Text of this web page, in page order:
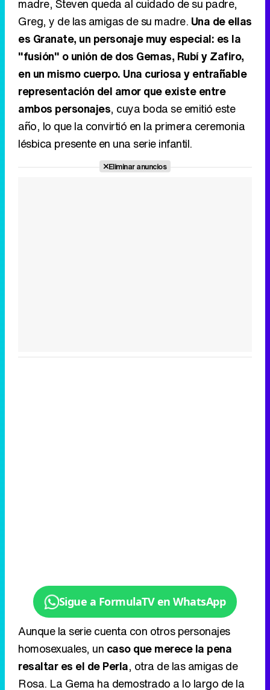
madre, Steven queda al cuidado de su padre,
Greg, y de las amigas de su madre. Una de ellas
es Granate, un personaje muy especial: es la
"fusión" o unión de dos Gemas, Rubí y Zafiro,
en un mismo cuerpo. Una curiosa y entrañable
representación del amor que existe entre
ambos personajes, cuya boda se emitió este
año, lo que la convirtió en la primera ceremonia
lésbica presente en una serie infantil.
Eliminar anuncios
Sigue a FormulaTV en WhatsApp
Aunque la serie cuenta con otros personajes
homosexuales, un caso que merece la pena
resaltar es el de Perla, otra de las amigas de
Rosa. La Gema ha demostrado a lo largo de la